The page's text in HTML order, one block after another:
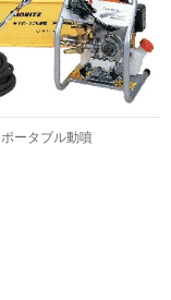
ポータブル動噴